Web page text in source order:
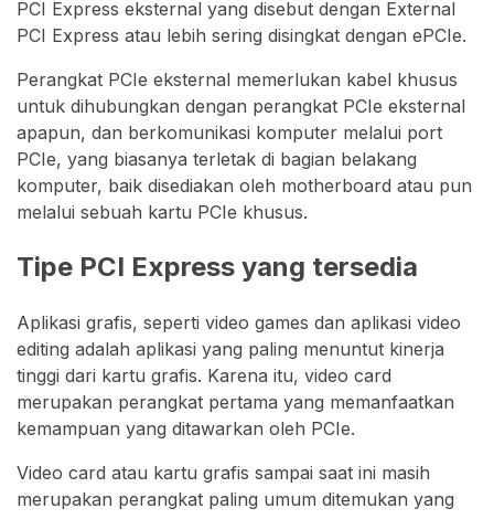
PCI Express eksternal yang disebut dengan External
PCI Express atau lebih sering disingkat dengan ePCIe.
Perangkat PCIe eksternal memerlukan kabel khusus
untuk dihubungkan dengan perangkat PCIe eksternal
apapun, dan berkomunikasi komputer melalui port
PCIe, yang biasanya terletak di bagian belakang
komputer, baik disediakan oleh motherboard atau pun
melalui sebuah kartu PCIe khusus.
Tipe PCI Express yang tersedia
Aplikasi grafis, seperti video games dan aplikasi video
editing adalah aplikasi yang paling menuntut kinerja
tinggi dari kartu grafis. Karena itu, video card
merupakan perangkat pertama yang memanfaatkan
kemampuan yang ditawarkan oleh PCIe.
Video card atau kartu grafis sampai saat ini masih
merupakan perangkat paling umum ditemukan yang